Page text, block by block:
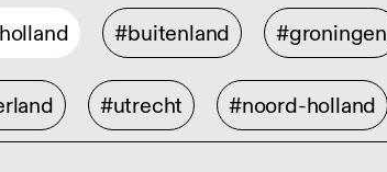
#buitenland #groningen
#utrecht #noord-holland